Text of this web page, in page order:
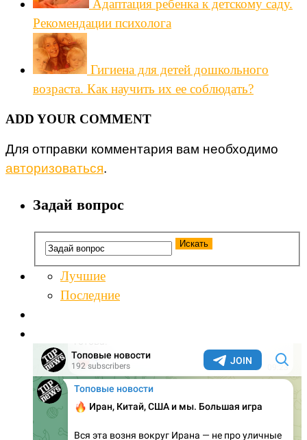
Адаптация ребенка к детскому саду.
Рекомендации психолога
Гигиена для детей дошкольного
возраста. Как научить их ее соблюдать?
ADD YOUR COMMENT
Для отправки комментария вам необходимо
авторизоваться.
Задай вопрос
Лучшие
Последние